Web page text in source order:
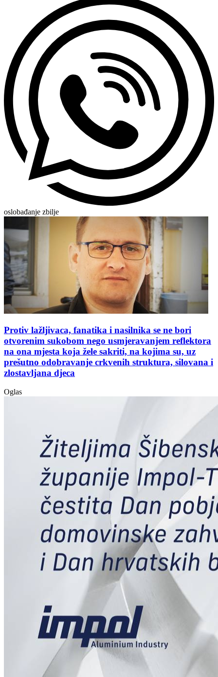
oslobađanje zbilje
Protiv lažljivaca, fanatika i nasilnika se ne bori
otvorenim sukobom nego usmjeravanjem reflektora
na ona mjesta koja žele sakriti, na kojima su, uz
prešutno odobravanje crkvenih struktura, silovana i
zlostavljana djeca
Oglas